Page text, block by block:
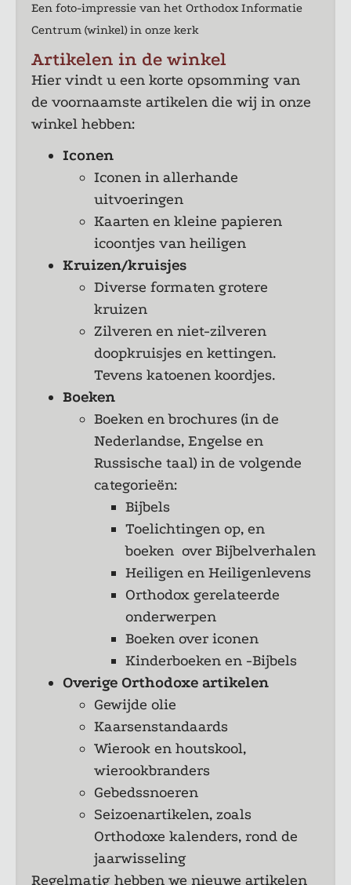
Een foto-impressie van het Orthodox Informatie
Centrum (winkel) in onze kerk
Artikelen in de winkel
Hier vindt u een korte opsomming van
de voornaamste artikelen die wij in onze
winkel hebben:
Iconen
Iconen in allerhande
uitvoeringen
Kaarten en kleine papieren
icoontjes van heiligen
Kruizen/kruisjes
Diverse formaten grotere
kruizen
Zilveren en niet-zilveren
doopkruisjes en kettingen.
Tevens katoenen koordjes.
Boeken
Boeken en brochures (in de
Nederlandse, Engelse en
Russische taal) in de volgende
categorieën:
Bijbels
Toelichtingen op, en
boeken over Bijbelverhalen
Heiligen en Heiligenlevens
Orthodox gerelateerde
onderwerpen
Boeken over iconen
Kinderboeken en -Bijbels
Overige Orthodoxe artikelen
Gewijde olie
Kaarsenstandaards
Wierook en houtskool,
wierookbranders
Gebedssnoeren
Seizoenartikelen, zoals
Orthodoxe kalenders, rond de
jaarwisseling
Regelmatig hebben we nieuwe artikelen